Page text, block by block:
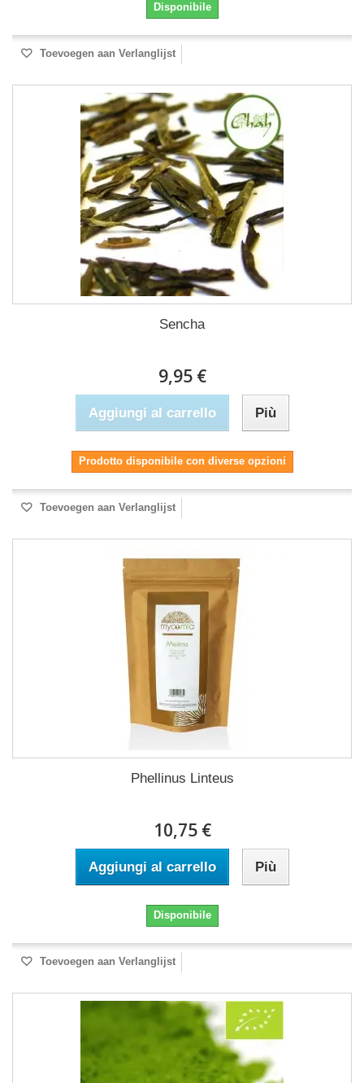
Disponibile
Toevoegen aan Verlanglijst
Sencha
9,95 €
Aggiungi al carrello Più
Prodotto disponibile con diverse opzioni
Toevoegen aan Verlanglijst
Phellinus Linteus
10,75 €
Aggiungi al carrello Più
Disponibile
Toevoegen aan Verlanglijst